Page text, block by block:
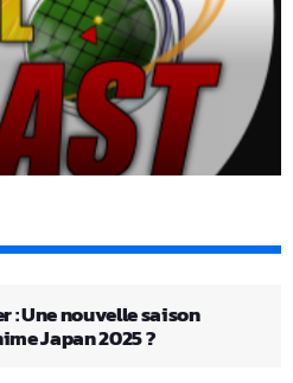
: Une nouvelle saison
Japan 2025 ?